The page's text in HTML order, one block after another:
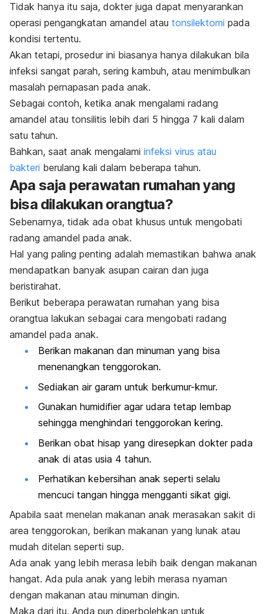
Tidak hanya itu saja, dokter juga dapat menyarankan
operasi pengangkatan amandel atau tonsilektomi pada
kondisi tertentu.
Akan tetapi, prosedur ini biasanya hanya dilakukan bila
infeksi sangat parah, sering kambuh, atau menimbulkan
masalah pernapasan pada anak.
Sebagai contoh, ketika anak mengalami radang
amandel atau tonsilitis lebih dari 5 hingga 7 kali dalam
satu tahun.
Bahkan, saat anak mengalami infeksi virus atau
bakteri berulang kali dalam beberapa tahun.
Apa saja perawatan rumahan yang
bisa dilakukan orangtua?
Sebenarnya, tidak ada obat khusus untuk mengobati
radang amandel pada anak.
Hal yang paling penting adalah memastikan bahwa anak
mendapatkan banyak asupan cairan dan juga
beristirahat.
Berikut beberapa perawatan rumahan yang bisa
orangtua lakukan sebagai cara mengobati radang
amandel pada anak.
Berikan makanan dan minuman yang bisa
menenangkan tenggorokan.
Sediakan air garam untuk berkumur-kmur.
Gunakan humidifieragar udara tetap lembap
sehingga menghindari tenggorokan kering.
Berikan obat hisap yang diresepkan dokter pada
anak di atas usia 4 tahun.
Perhatikan kebersihan anak seperti selalu
mencuci tangan hingga mengganti sikat gigi.
Apabila saat menelan makanan anak merasakan sakit di
area tenggorokan, berikan makanan yang lunak atau
mudah ditelan seperti sup.
Ada anak yang lebih merasa lebih baik dengan makanan
hangat. Ada pula anak yang lebih merasa nyaman
dengan makanan atau minuman dingin.
Maka dari itu, Anda pun diperbolehkan untuk